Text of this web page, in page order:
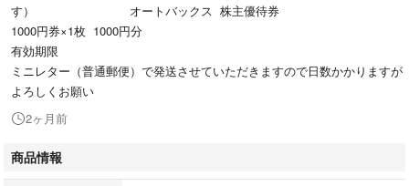
す） オートバックス 株主優待券
1000円券×1枚 1000円分
有効期限
ミニレター（普通郵便）で発送させていただきますので日数かかりますが
よろしくお願い
2ヶ月前
商品情報